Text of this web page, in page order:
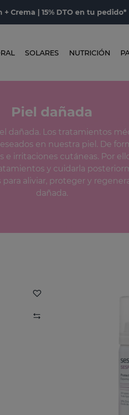
+ Crema | 15% DTO en tu pedido*
SOLARES NUTRICIÓN
Piel dañada
dañada. Los tratamientos
en nuestra piel. De
e irritaciones cutáneas. Por
y cuidarla
aliviar, proteger y
dañada.